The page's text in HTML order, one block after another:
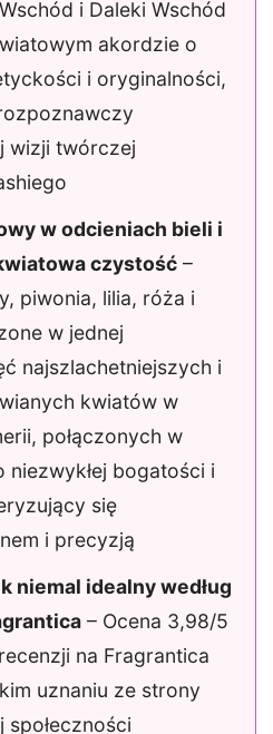
i Daleki Wschód
akordzie o
i oryginalności,
wizji twórczej
w odcieniach bieli i
czystość–
piwonia, lilia, róża i
w jednej
najszlachetniejszych i
kwiatów w
połączonych w
bogatości i
się
i precyzją
niemal idealny według
– Ocena 3,98/5
na Fragrantica
uznaniu ze strony